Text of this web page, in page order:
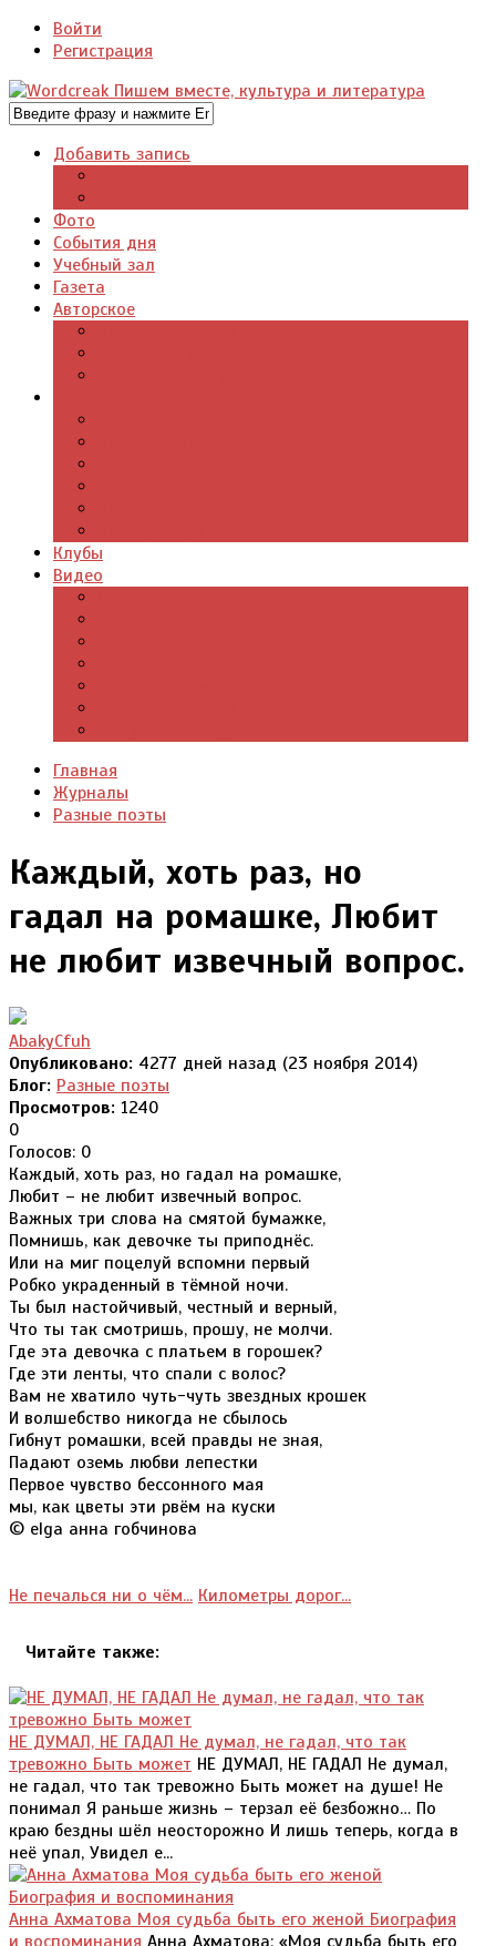
Войти
Регистрация
Добавить запись
Фото
События дня
Учебный зал
Газета
Авторское
Клубы
Видео
Главная
Журналы
Разные поэты
Каждый, хоть раз, но
гадал на ромашке, Любит
не любит извечный вопрос.
AbakyCfuh
Опубликовано: 4277 дней назад (23 ноября 2014)
Блог: Разные поэты
Просмотров: 1240
0
Голосов: 0
Каждый, хоть раз, но гадал на ромашке,
Любит – не любит извечный вопрос.
Важных три слова на смятой бумажке,
Помнишь, как девочке ты приподнёс.
Или на миг поцелуй вспомни первый
Робко украденный в тёмной ночи.
Ты был настойчивый, честный и верный,
Что ты так смотришь, прошу, не молчи.
Где эта девочка с платьем в горошек?
Где эти ленты, что спали с волос?
Вам не хватило чуть-чуть звездных крошек
И волшебство никогда не сбылось
Гибнут ромашки, всей правды не зная,
Падают оземь любви лепестки
Первое чувство бессонного мая
мы, как цветы эти рвём на куски
© elga анна гобчинова
Не печалься ни о чём... Километры дорог...
Читайте также:
НЕ ДУМАЛ, НЕ ГАДАЛ Не думал, не гадал, что так
тревожно Быть может НЕ ДУМАЛ, НЕ ГАДАЛ Не думал,
не гадал, что так тревожно Быть может на душе! Не
понимал Я раньше жизнь – терзал её безбожно… По
краю бездны шёл неосторожно И лишь теперь, когда в
неё упал, Увидел е...
Анна Ахматова Моя судьба быть его женой Биография